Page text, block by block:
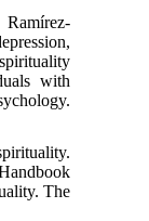
Ramírez-
with
The